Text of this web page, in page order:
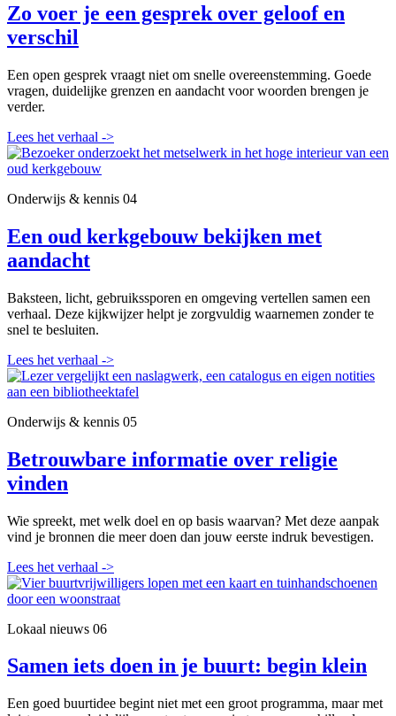
Zo voer je een gesprek over geloof en
verschil
Een open gesprek vraagt niet om snelle overeenstemming. Goede
vragen, duidelijke grenzen en aandacht voor woorden brengen je
verder.
Lees het verhaal ->
Onderwijs & kennis 04
Een oud kerkgebouw bekijken met
aandacht
Baksteen, licht, gebruikssporen en omgeving vertellen samen een
verhaal. Deze kijkwijzer helpt je zorgvuldig waarnemen zonder te
snel te besluiten.
Lees het verhaal ->
Onderwijs & kennis 05
Betrouwbare informatie over religie
vinden
Wie spreekt, met welk doel en op basis waarvan? Met deze aanpak
vind je bronnen die meer doen dan jouw eerste indruk bevestigen.
Lees het verhaal ->
Lokaal nieuws 06
Samen iets doen in je buurt: begin klein
Een goed buurtidee begint niet met een groot programma, maar met